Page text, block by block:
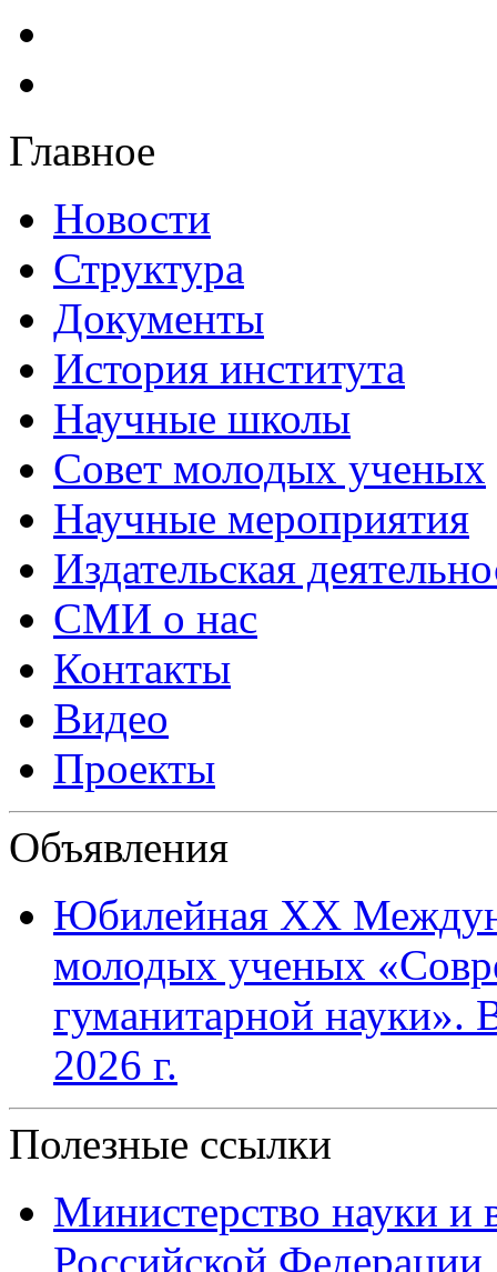
Главное
Новости
Структура
Документы
История института
Научные школы
Совет молодых ученых
Научные мероприятия
Издательская
СМИ о нас
Контакты
Видео
Проекты
Объявления
Юбилейная XХ
молодых ученых
гуманитарной науки».
2026 г.
Полезные ссылки
Министерство науки и
Российской Федерации